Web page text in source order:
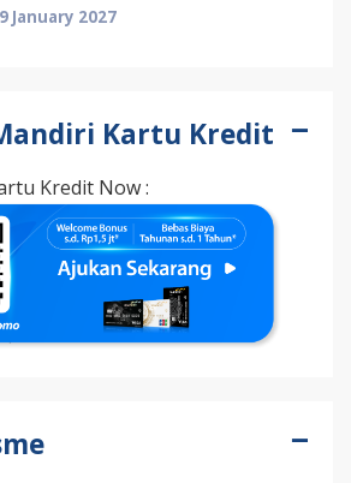
January 2027
Kartu Kredit
Kredit Now :